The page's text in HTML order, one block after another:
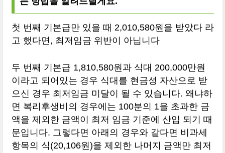
첫 번째 기본급만 있을 때 2,010,580원을 받았다 라
고 했다면, 최저임금 위반이 아닙니다
두 번째 기본급 1,810,580원과 식대 200,000만원
이라고 되어있는 경우 식대를 현금성 자산으로 받
으신 경우 최저임금 미달이 될 수 있습니다. 왜냐하
면 복리후생비의 경우에는 100분의 1을 초과한 금
액을 제외한 금액이 최저 임금 기준에 산입 되기 때
문입니다. 그렇다면 아래의 경우와 같다면 비과세
항목의 식(20,106원)을 제외한 나머지 금액만 최저